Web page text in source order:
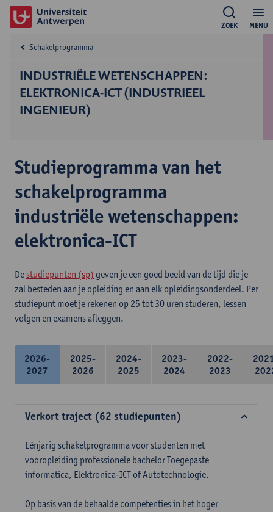
MENU
ZOEK
INDUSTRIËLE WETENSCHAPPEN:
ELEKTRONICA-ICT (INDUSTRIEEL
INGENIEUR)
Schakelprogramma
Studieprogramma van het
schakelprogramma
industriële wetenschappen:
elektronica-ICT
De studiepunten (sp) geven je een goed beeld van de tijd die je
zal besteden aan je opleiding en aan elk opleidingsonderdeel. Per
studiepunt moet je rekenen op 25 tot 30 uren studeren, lessen
volgen en examens afleggen.
2026-
2027
2025-
2026
2024-
2025
2023-
2024
2022-
2023
Verkort traject (62 studiepunten)
Eénjarig schakelprogramma voor studenten met
vooropleiding professionele bachelor Toegepaste
informatica, Elektronica-ICT of Autotechnologie.
Op basis van de behaalde competenties in het hoger